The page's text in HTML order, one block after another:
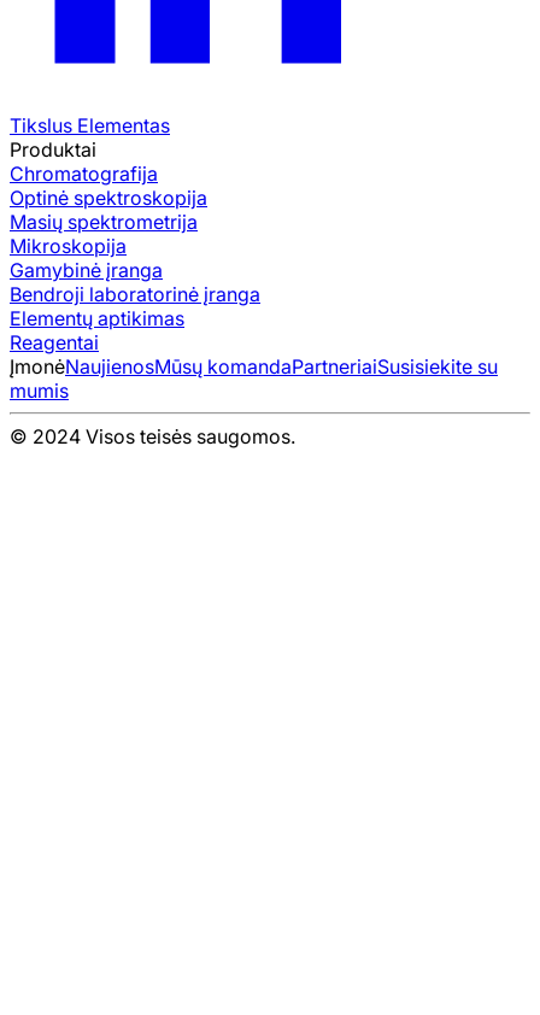
Tikslus Elementas
Produktai
Chromatografija
Optinė spektroskopija
Masių spektrometrija
Mikroskopija
Gamybinė įranga
Bendroji laboratorinė įranga
Elementų aptikimas
Reagentai
ĮmonėNaujienosMūsų komandaPartneriaiSusisiekite su
mumis
© 2024 Visos teisės saugomos.